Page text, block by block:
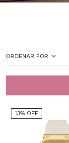
ORDENAR POR
13% OFF